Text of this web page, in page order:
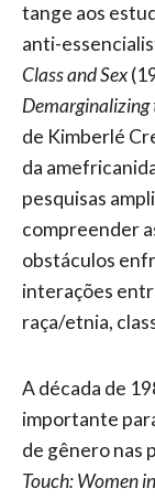
tange aos
anti-
Class and Sex
Demarginalizing
de Kimberlé
da
pesquisas
compreender
obstáculos
interações
raça/etnia,
A década de
importante
de gênero nas
Touch: Women